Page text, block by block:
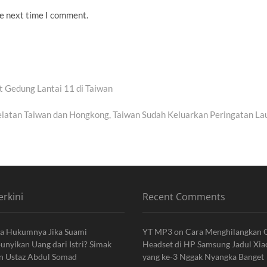
next time I comment.
Gedung Lantai 11 di Taiwan
Taiwan dan Hongkong, Taiwan Sudah Keluarkan Peringatan
Hukumnya Jika Suami
Uang dari Istri? Simak
Ustaz Abdul Somad
Recent Comments
YT MP3on Cara Menghilangkan
Headset di HP Samsung Jadul
yang ke-3 Nggak Nyangka Banget